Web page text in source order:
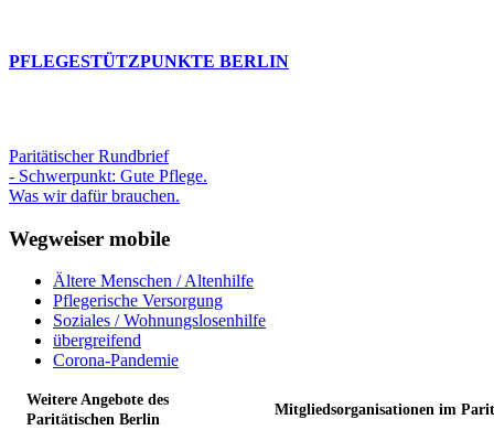
PFLEGESTÜTZPUNKTE BERLIN
Paritätischer Rundbrief
- Schwerpunkt: Gute Pflege.
Was wir dafür brauchen.
Wegweiser mobile
Ältere Menschen / Altenhilfe
Pflegerische Versorgung
Soziales / Wohnungslosenhilfe
übergreifend
Corona-Pandemie
Weitere Angebote des
Paritätischen Berlin
Mitgliedsorganisationen im